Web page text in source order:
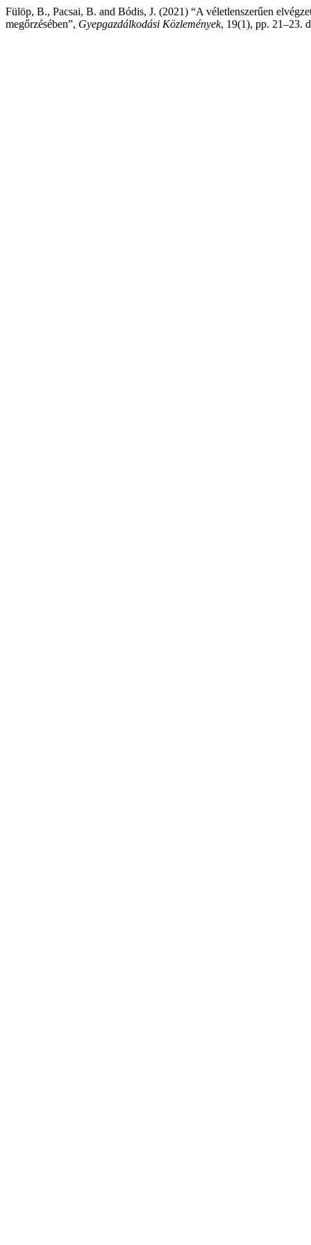
Fülöp, B., Pacsai, B. and Bódis, J. (2021) “A véletlenszerűen
megőrzésében”, Gyepgazdálkodási Közlemények, 19(1), pp. 21–23.